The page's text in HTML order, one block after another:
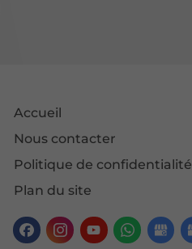
Accueil
Nous contacter
Politique de confidentialité
Plan du site